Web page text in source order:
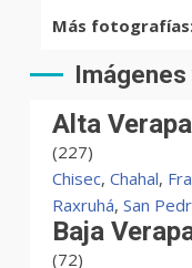
Más
Alta
(227)
Chisec, Chahal,
Raxruhá, San
Baja
(72)